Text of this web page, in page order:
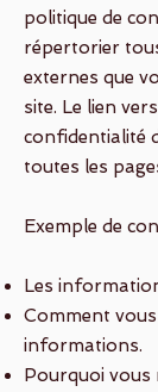
politique de
répertorier
externes que
site. Le lien
confidentialité
toutes les
Exemple de
Les
Comment vous
informations.
Pourquoi vous